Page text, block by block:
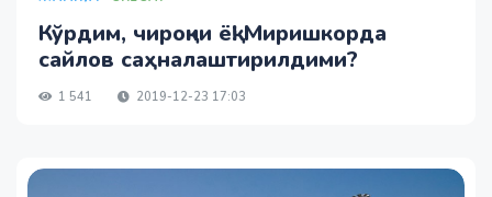
Кўрдим, чироқни ёқ! Миришкорда
сайлов саҳналаштирилдими?
1 541 2019-12-23 17:03